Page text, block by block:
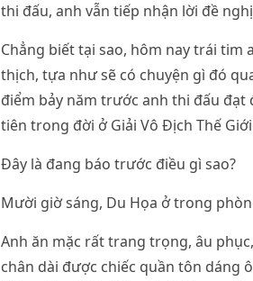
thi đấu, anh vẫn tiếp nhận lời đề
Chẳng biết tại sao, hôm nay trái
thịch, tựa như sẽ có chuyện gì đó
điểm bảy năm trước anh thi đấu
tiên trong đời ở Giải Vô Địch Thế
Đây là đang báo trước điều gì sao?
Mười giờ sáng, Du Họa ở trong
Anh ăn mặc rất trang trọng, âu
chân dài được chiếc quần tôn dáng